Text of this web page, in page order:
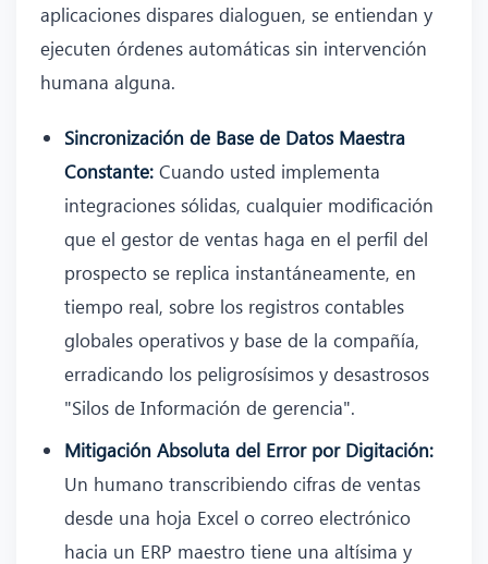
aplicaciones dispares dialoguen, se entiendan y
ejecuten órdenes automáticas sin intervención
humana alguna.
Sincronización de Base de Datos Maestra
Constante: Cuando usted implementa
integraciones sólidas, cualquier modificación
que el gestor de ventas haga en el perfil del
prospecto se replica instantáneamente, en
tiempo real, sobre los registros contables
globales operativos y base de la compañía,
erradicando los peligrosísimos y desastrosos
"Silos de Información de gerencia".
Mitigación Absoluta del Error por Digitación:
Un humano transcribiendo cifras de ventas
desde una hoja Excel o correo electrónico
hacia un ERP maestro tiene una altísima y